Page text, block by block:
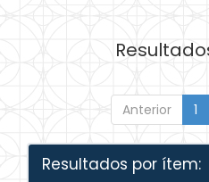
Anterior 1
Resultados por ítem: